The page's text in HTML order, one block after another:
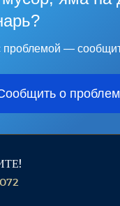
проблемой —
о